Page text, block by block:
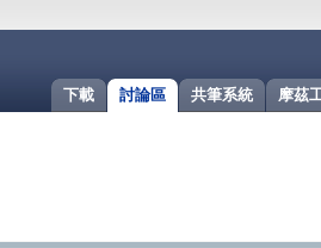
摩茲
共筆系統
討論區
下載